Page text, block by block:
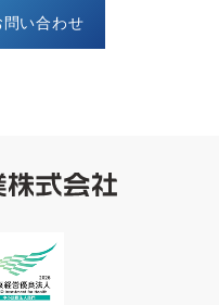
い合わせ